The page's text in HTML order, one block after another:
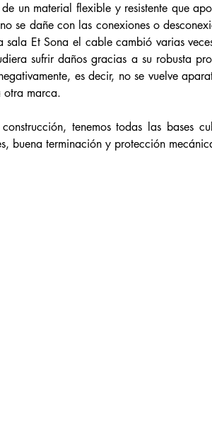
un material flexible y resistente que
se dañe con las conexiones o
sala Et Sona el cable cambió varias
sufrir daños gracias a su robusta
es decir, no se vuelve
otra marca.
tenemos todas las bases
buena terminación y protección